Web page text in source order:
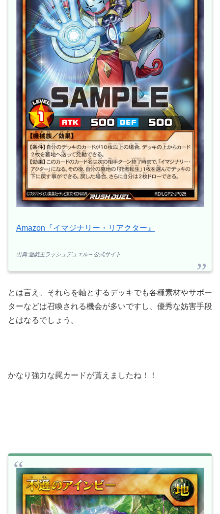
Amazon『イマジナリー・リアクター』
出典:遊戯王ラッシュデュエル – 公式サイト
とは言え、それらを軸とするデッキでも各種素材やサポー
ターなどは召喚される機会が多いですし、優秀な妨害手段
とはなるでしょう。
かなり強力な罠カードが貰えましたね！！